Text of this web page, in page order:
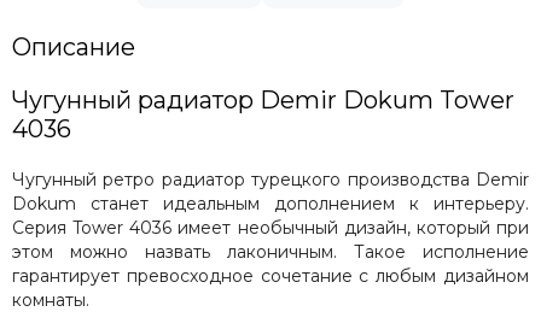
Описание
Чугунный радиатор Demir Dokum Tower
4036
Чугунный ретро радиатор турецкого производства Demir
Dokum станет идеальным дополнением к интерьеру.
Серия Tower 4036 имеет необычный дизайн, который при
этом можно назвать лаконичным. Такое исполнение
гарантирует превосходное сочетание с любым дизайном
комнаты.